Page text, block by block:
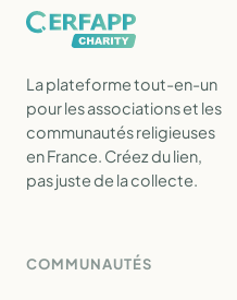
La plateforme tout-en-un
pour les associations et les
communautés religieuses
en France. Créez du lien,
pas juste de la collecte.
COMMUNAUTÉS